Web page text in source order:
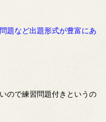
題など出題形式が豊富にあ
ので練習問題付きというの